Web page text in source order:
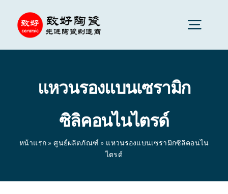
content
ส่วนประกอบเซรามิก
บริการ
การประยุกต์ใช้เซรามิก
แหวนรองแบนเซรามิก
ซิลิคอนไนไตรด์
หน้าแรก»ศูนย์ผลิตภัณฑ์ » แหวนรองแบนเซรามิกซิลิคอนไน
ไตรด์